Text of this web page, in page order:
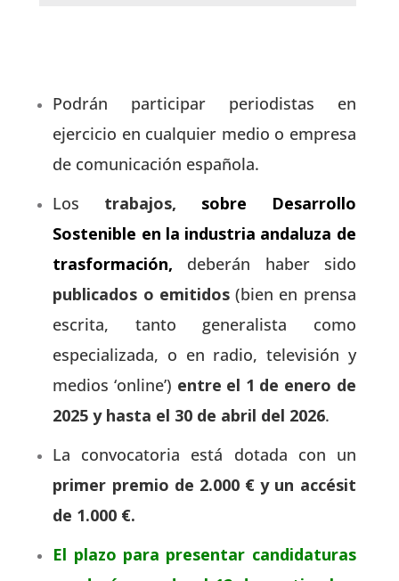
Podrán participar periodistas en
ejercicio en cualquier medio o empresa
de comunicación española.
Los trabajos, sobre Desarrollo
Sostenible en la industria andaluza de
trasformación, deberán haber sido
publicados o emitidos(bien en prensa
escrita, tanto generalista como
especializada, o en radio, televisión y
medios ‘online’) entre el 1 de enero de
2025 y hasta el 30 de abril del 2026.
La convocatoria está dotada con un
primer premio de 2.000 € y un accésit
de 1.000 €.
El plazo para presentar candidaturas